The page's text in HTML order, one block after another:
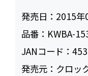
発売日： 2015年
品番： KWBA-
JANコード：
発売元： クロッ